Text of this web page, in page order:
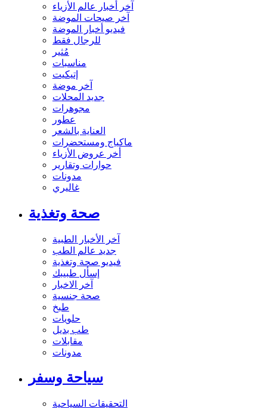
آخر أخبار عالم الأزياء
آخر صيحات الموضة
فيديو أخبار الموضة
للرجال فقط
مُثير
مناسبات
إتيكيت
آخر موضة
جديد المحلات
مجوهرات
عطور
العناية بالشعر
ماكياج ومستحضرات
أخر عروض الأزياء
حوارات وتقارير
مدونات
غاليري
صحة وتغذية
آخر الأخبار الطبية
جديد عالم الطب
فيديو صحة وتغذية
إسأل طبيبك
آخر الاخبار
صحة جنسية
طبخ
حلويات
طب بديل
مقابلات
مدونات
سياحة وسفر
التحقيقات السياحية